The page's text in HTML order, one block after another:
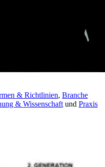
& Richtlinien, Branche
& Wissenschaftund Praxis